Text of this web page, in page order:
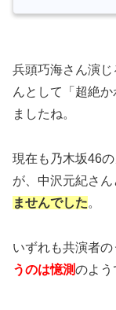
兵頭巧海さん演
んとして「超絶
ましたね。
現在も乃木坂46
が、中沢元紀さ
ませんでした。
いずれも共演者の
うのは憶測のよう